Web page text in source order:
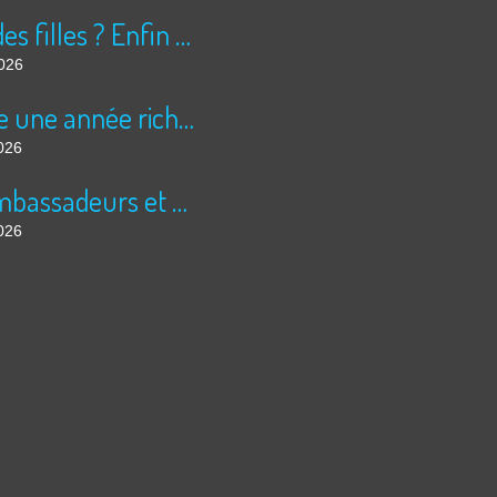
Peur des filles ? Enfin rassuré ?
Encore une année riche en cinéma pour Super 8 !
Les ambassadeurs et SUPER 8 - La solidarité en action